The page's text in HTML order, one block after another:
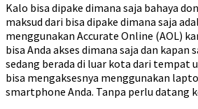
Kalo bisa dipake dimana saja bahaya
maksud dari bisa dipake dimana saja
menggunakan Accurate Online (AOL)
bisa Anda akses dimana saja dan kapan
sedang berada di luar kota dari tempat
bisa mengaksesnya menggunakan
smartphone Anda. Tanpa perlu datang